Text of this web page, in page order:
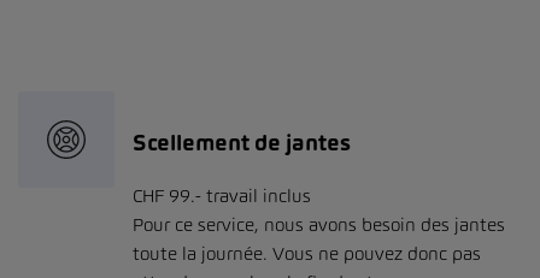
Scellement de jantes
CHF 99.- travail inclus
Pour ce service, nous avons besoin des jantes
toute la journée. Vous ne pouvez donc pas